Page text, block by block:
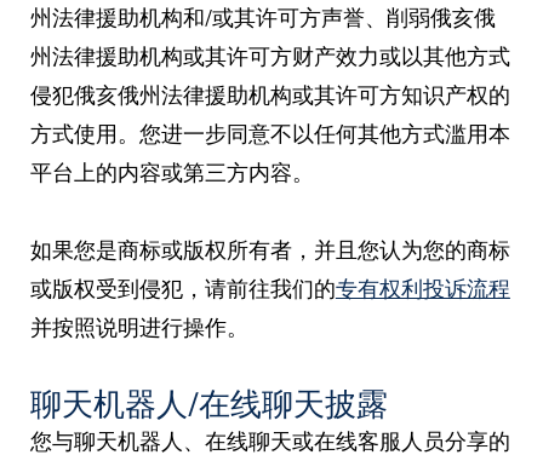
州法律援助机构和/或其许可方声誉、削弱俄亥俄
州法律援助机构或其许可方财产效力或以其他方式
侵犯俄亥俄州法律援助机构或其许可方知识产权的
方式使用。您进一步同意不以任何其他方式滥用本
平台上的内容或第三方内容。
如果您是商标或版权所有者，并且您认为您的商标
或版权受到侵犯，请前往我们的专有权利投诉流程
并按照说明进行操作。
聊天机器人/在线聊天披露
您与聊天机器人、在线聊天或在线客服人员分享的